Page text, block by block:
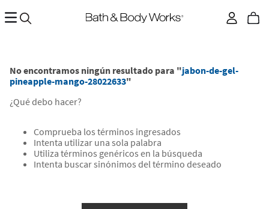
No encontramos ningún resultado para "jabon-de-gel-
pineapple-mango-28022633"
¿Qué debo hacer?
Comprueba los términos ingresados
Intenta utilizar una sola palabra
Utiliza términos genéricos en la búsqueda
Intenta buscar sinónimos del término deseado